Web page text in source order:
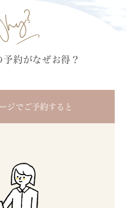
約がなぜお得？
ジでご予約すると